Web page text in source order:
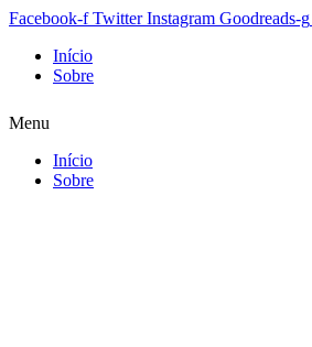
Facebook-f Twitter Instagram Goodreads-g
Início
Sobre
Menu
Início
Sobre